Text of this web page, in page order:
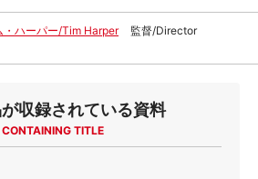
・ハーパー/Tim Harper 監督/Director
収録されている資料
TITLE